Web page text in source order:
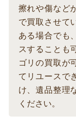
擦れや傷など
で買取させて
ある場合でも
スすることも
ゴリの買取が
てリユースで
け、遺品整理
ください。